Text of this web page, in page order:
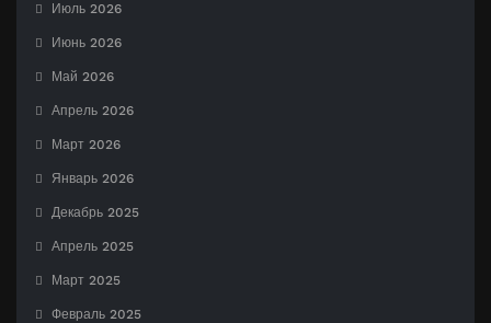
Июль 2026
Июнь 2026
Май 2026
Апрель 2026
Март 2026
Январь 2026
Декабрь 2025
Апрель 2025
Март 2025
Февраль 2025